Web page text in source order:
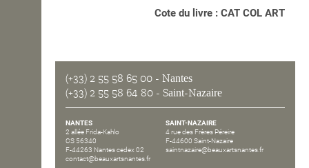
Cote du livre : CAT COL ART
(+33) 2 55 58 65 00 - Nantes
(+33) 2 55 58 64 80 - Saint-Nazaire
NANTES
2 allée Frida-Kahlo
CS 56340
F-44263 Nantes cedex 02
contact@beauxartsnantes.fr
SAINT-NAZAIRE
4 rue des Frères Péreire
F-44600 Saint-Nazaire
saintnazaire@beauxartsnantes.fr